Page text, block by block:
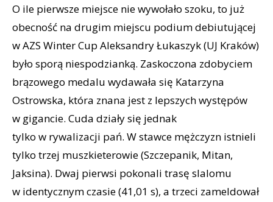
O ile pierwsze miejsce nie wywołało szoku, to już
obecność na drugim miejscu podium debiutującej
w AZS Winter Cup Aleksandry Łukaszyk (UJ Kraków)
było sporą niespodzianką. Zaskoczona zdobyciem
brązowego medalu wydawała się Katarzyna
Ostrowska, która znana jest z lepszych występów
w gigancie. Cuda działy się jednak
tylko w rywalizacji pań. W stawce mężczyzn istnieli
tylko trzej muszkieterowie (Szczepanik, Mitan,
Jaksina). Dwaj pierwsi pokonali trasę slalomu
w identycznym czasie (41,01 s), a trzeci zameldował